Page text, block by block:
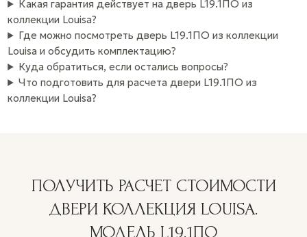
Какая гарантия действует на дверь L19.1ПО из
коллекции Louisa?
Где можно посмотреть дверь L19.1ПО из коллекции
Louisa и обсудить комплектацию?
Куда обратиться, если остались вопросы?
Что подготовить для расчета двери L19.1ПО из
коллекции Louisa?
ПОЛУЧИТЬ РАСЧЕТ СТОИМОСТИ
ДВЕРИ КОЛЛЕКЦИЯ LOUISA.
МОДЕЛЬ L19.1ПО